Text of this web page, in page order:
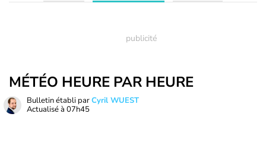
MÉTÉO HEURE PAR HEURE
Bulletin établi parCyril WUEST
Actualisé à 07h45